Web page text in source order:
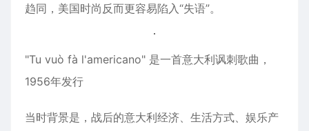
趋同，美国时尚反而更容易陷入“失语”。
"Tu vuò fà l'americano" 是一首意大利讽刺歌曲，
1956年发行
当时背景是，战后的意大利经济、生活方式、娱乐产